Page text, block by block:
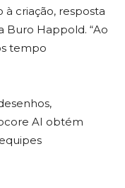
criação, resposta
Buro Happold. “Ao
tempo
AI obtém